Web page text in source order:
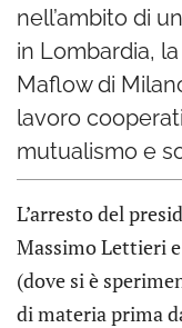
nell’ambito di
in Lombardia,
Maflow di
lavoro
mutualismo e
L’arresto del
Massimo Lettieri
(dove si è
di materia prima